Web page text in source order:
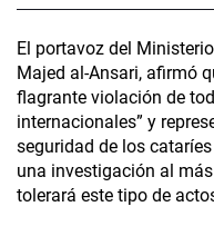
El portavoz del
Majed al-Ansari, afirmó
flagrante violación de
internacionales” y
seguridad de los
una investigación al
tolerará este tipo de